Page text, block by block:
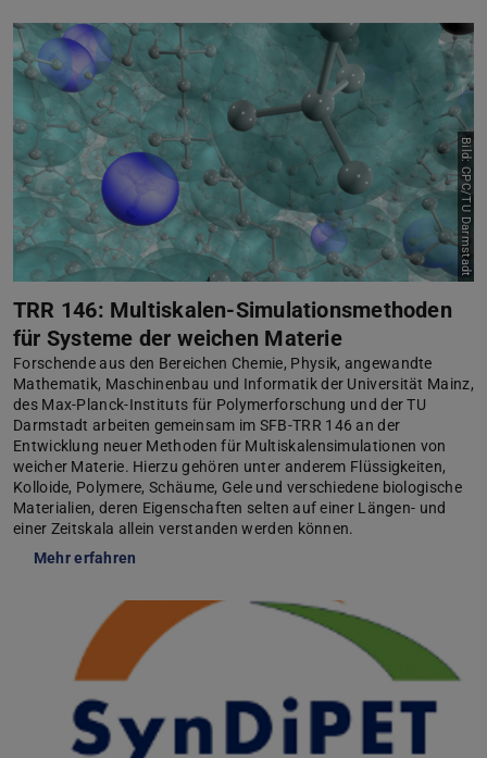
Bild: CPC/TU Darmstadt
TRR 146: Multiskalen-Simulationsmethoden
für Systeme der weichen Materie
Forschende aus den Bereichen Chemie, Physik, angewandte
Mathematik, Maschinenbau und Informatik der Universität Mainz,
des Max-Planck-Instituts für Polymerforschung und der TU
Darmstadt arbeiten gemeinsam im SFB-TRR 146 an der
Entwicklung neuer Methoden für Multiskalensimulationen von
weicher Materie. Hierzu gehören unter anderem Flüssigkeiten,
Kolloide, Polymere, Schäume, Gele und verschiedene biologische
Materialien, deren Eigenschaften selten auf einer Längen- und
einer Zeitskala allein verstanden werden können.
Mehr erfahren